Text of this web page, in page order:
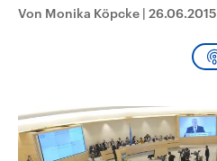
und Hintergründe zu den Parteien
und Kandidaten der anstehenden
Sendungen Programm
Von Monika Köpcke | 26.06.2015